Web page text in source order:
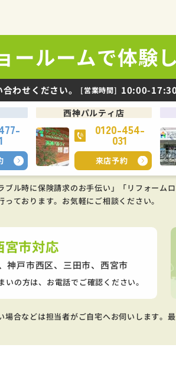
ールームで体験
わせください。 [営業時間] 10:00-
西神パルティ店
0120-454-
031
来店予約
ブル時に保険請求のお手伝い」「リフォーム
っております。 お気軽にご相談ください。
宮市対応
戸市西区、 三田市、西宮市
の方は、お電話でご確認ください。
合などは担当者がご自宅へお伺いします。